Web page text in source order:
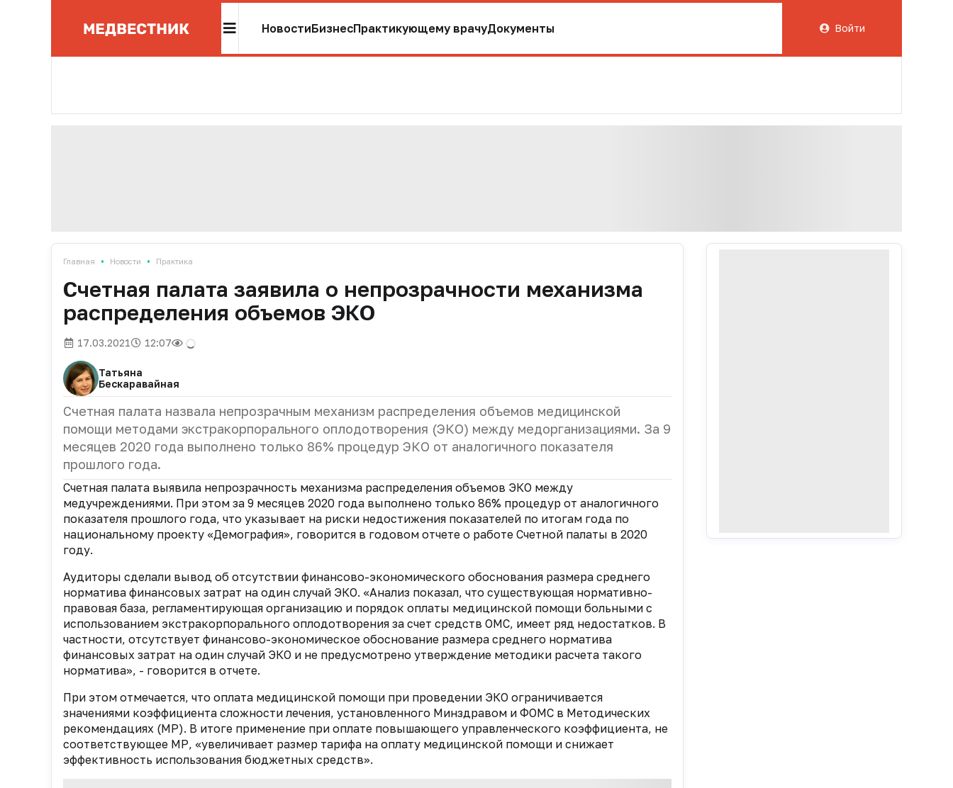
НовостиБизнесПрактикующему врачуДокументы Войти
Главная • Новости • Практика
Счетная палата заявила о непрозрачности механизма
распределения объемов ЭКО
17.03.2021 12:07
Татьяна
Бескаравайная
Счетная палата назвала непрозрачным механизм распределения объемов медицинской
помощи методами экстракорпорального оплодотворения (ЭКО) между медорганизациями. За 9
месяцев 2020 года выполнено только 86% процедур ЭКО от аналогичного показателя
прошлого года.
Счетная палата выявила непрозрачность механизма распределения объемов ЭКО между
медучреждениями. При этом за 9 месяцев 2020 года выполнено только 86% процедур от аналогичного
показателя прошлого года, что указывает на риски недостижения показателей по итогам года по
национальному проекту «Демография», говорится в годовом отчете о работе Счетной палаты в 2020
году.
Аудиторы сделали вывод об отсутствии финансово-экономического обоснования размера среднего
норматива финансовых затрат на один случай ЭКО. «Анализ показал, что существующая нормативно-
правовая база, регламентирующая организацию и порядок оплаты медицинской помощи больными с
использованием экстракорпорального оплодотворения за счет средств ОМС, имеет ряд недостатков. В
частности, отсутствует финансово-экономическое обоснование размера среднего норматива
финансовых затрат на один случай ЭКО и не предусмотрено утверждение методики расчета такого
норматива», - говорится в отчете.
При этом отмечается, что оплата медицинской помощи при проведении ЭКО ограничивается
значениями коэффициента сложности лечения, установленного Минздравом и ФОМС в Методических
рекомендациях (МР). В итоге применение при оплате повышающего управленческого коэффициента, не
соответствующее МР, «увеличивает размер тарифа на оплату медицинской помощи и снижает
эффективность использования бюджетных средств».